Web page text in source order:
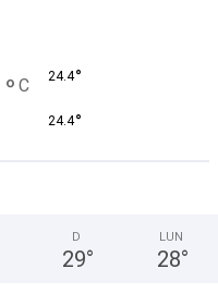
° C 24.4°
24.4°
D
29°
LUN
28°